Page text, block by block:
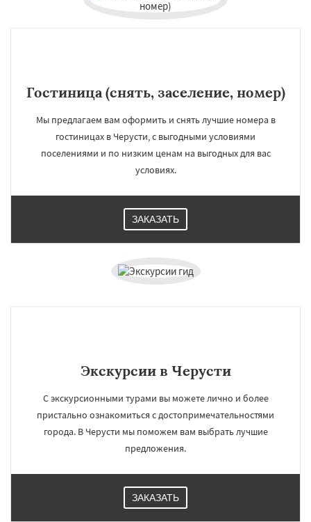
Гостиница (снять, заселение, номер)
Мы предлагаем вам оформить и снять лучшие номера в
гостиницах в Черусти, с выгодными условиями
поселениями и по низким ценам на выгодных для вас
условиях.
ЗАКАЗАТЬ
Экскурсии в Черусти
С экскурсионными турами вы можете лично и более
пристально ознакомиться с достопримечательностями
города. В Черусти мы поможем вам выбрать лучшие
предложения.
ЗАКАЗАТЬ